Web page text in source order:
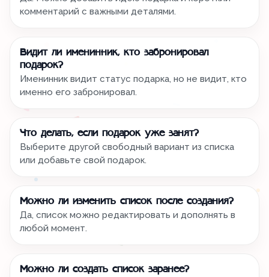
комментарий с важными деталями.
Видит ли именинник, кто забронировал
подарок?
Именинник видит статус подарка, но не видит, кто
именно его забронировал.
Что делать, если подарок уже занят?
Выберите другой свободный вариант из списка
или добавьте свой подарок.
Можно ли изменить список после создания?
Да, список можно редактировать и дополнять в
любой момент.
Можно ли создать список заранее?